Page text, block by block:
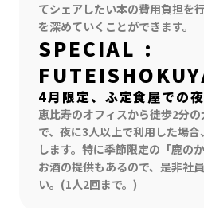
てシェアしたい本の費用負担を
を深めていくことができます。
SPECIAL :
4月限定、ふ定食屋での
恵比寿のオフィスから徒歩2分
で、夜に3人以上で利用した場
します。特に季節限定の「鹿の
お酒の提供もあるので、是非社
い。(1人2回まで。)